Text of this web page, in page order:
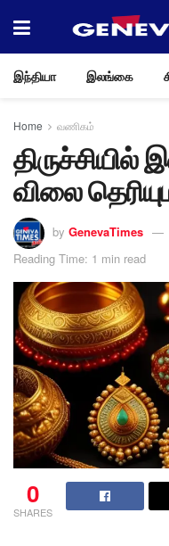
இந்தியா இலங்கை
Home வணிகம்
விலை
by GenevaTimes
Reading Time: 1 min read
0
SHARES